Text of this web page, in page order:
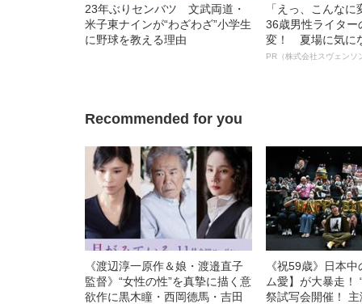
23年ぶりセンバツ 文武両道・
米子東ナインが“わざわざ”小学生
に野球を教える理由
「えっ、こんな
36歳男性ライター
変！ 夏場に気に
オイ”や“ベタつき
PR（株式会社スヴェンソ
Recommended for you
《渡辺淳一原作＆娘・渡邉直子
監督》“女性の性”を真摯に描く意
欲作に黒木瞳・西岡德馬・吉田
《祝59歳》日本
ム愛】が大暴走！
祭試写会開催！